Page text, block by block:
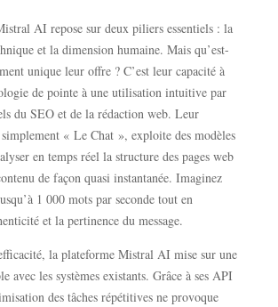
AI repose sur deux piliers essentiels : la
et la dimension humaine. Mais qu’est-
unique leur offre ? C’est leur capacité à
de pointe à une utilisation intuitive par
du SEO et de la rédaction web. Leur
« Le Chat », exploite des modèles
en temps réel la structure des pages web
de façon quasi instantanée. Imaginez
1 000 mots par seconde tout en
et la pertinence du message.
la plateforme Mistral AI mise sur une
avec les systèmes existants. Grâce à ses API
des tâches répétitives ne provoque